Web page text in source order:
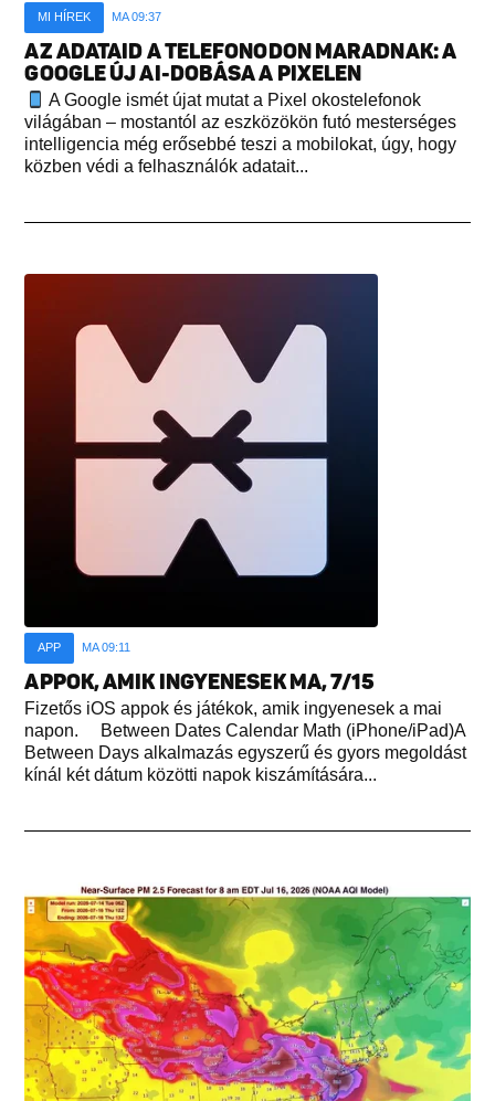
MI HÍREK MA 09:37
AZ ADATAID A TELEFONODON MARADNAK: A
GOOGLE ÚJ AI-DOBÁSA A PIXELEN
A Google ismét újat mutat a Pixel okostelefonok
világában – mostantól az eszközökön futó mesterséges
intelligencia még erősebbé teszi a mobilokat, úgy, hogy
közben védi a felhasználók adatait...
APP MA 09:11
APPOK, AMIK INGYENESEK MA, 7/15
Fizetős iOS appok és játékok, amik ingyenesek a mai
napon. Between Dates Calendar Math (iPhone/iPad)A
Between Days alkalmazás egyszerű és gyors megoldást
kínál két dátum közötti napok kiszámítására...